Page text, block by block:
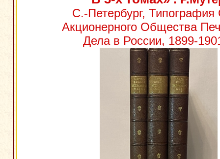
С.-Петербург,
Акционерного Общества
Дела в России, 1899-